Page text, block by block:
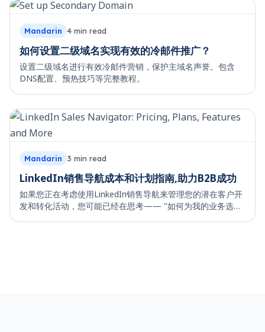
Mandarin 4 min read
如何设置二级域名实现有效的冷邮件推广？
设置二级域名进行有效冷邮件营销，保护主域名声誉。包含
DNS配置、预热技巧等完整教程。
Mandarin 3 min read
LinkedIn销售导航成本和计划指南,助力B2B成功
如果您正在考虑使用LinkedIn销售导航来管理您的潜在客户开
发和转化活动，您可能已经在思考—— "如何为我的业务选择